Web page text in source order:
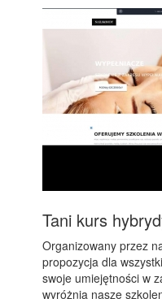
Tani kurs
Organizowany przez
propozycja dla
swoje umiejętności w
wyróżnia nasze